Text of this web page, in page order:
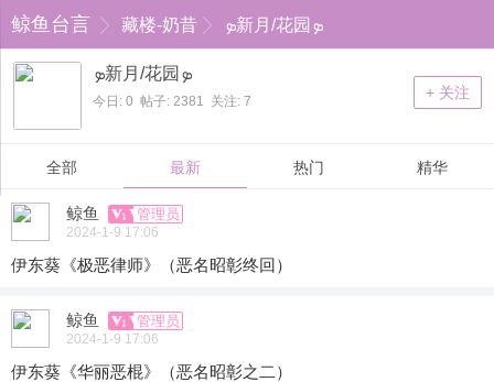
鲸鱼台言 藏楼-奶昔 ܤ新月/花园ܤ
+ 关注
ܤ新月/花园ܤ
今日: 0 帖子: 2381 关注: 7
全部 最新 热门 精华
鲸鱼 管理员
2024-1-9 17:06
伊东葵《极恶律师》（恶名昭彰终回）
鲸鱼 管理员
2024-1-9 17:06
伊东葵《华丽恶棍》（恶名昭彰之二）